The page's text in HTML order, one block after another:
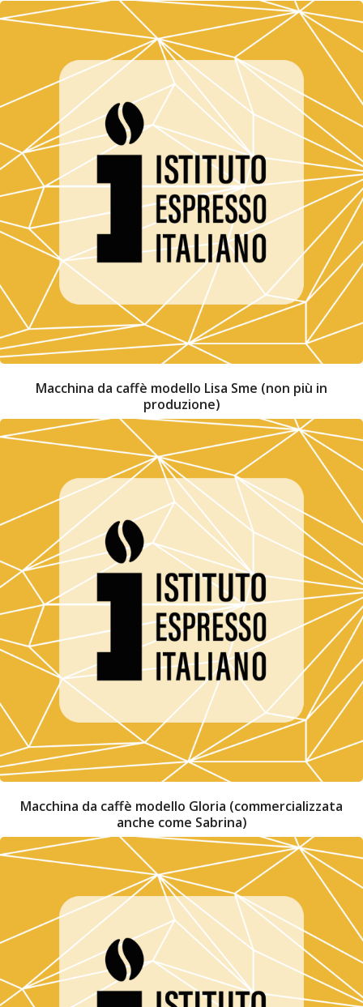
Macchina da caffè modello Lisa Sme (non più in
produzione)
Macchina da caffè modello Gloria (commercializzata
anche come Sabrina)